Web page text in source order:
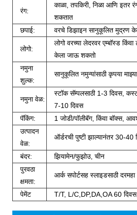
रंग:
काळा, तपकिरी, निळा आणि इतर
शकतात
छपाई:
वरचे डिझाइन सानुकूलित मुद्रण
लोगो:
लोगो वरच्या लेदरवर एम्बॉस्ड
केला जाऊ शकतो
नमुना
शुल्क:
सानुकूलित नमुन्यांसाठी कृपया
नमुना वेळ:
स्टॉक सॅम्पलसाठी 1-3 दिवस,
7-10 दिवस
पॅकिंग:
1 जोडी/पॉलीबॅग, किंवा बॉक्स,
उत्पादन
वेळ:
ऑर्डरची पुष्टी झाल्यानंतर 30-40
बंदर:
झियामेन/फुझोउ, चीन
पुरवठा
क्षमता:
आर्क सपोर्टसह स्लाइडसाठी
पेमेंट T/T, L/C,DP,DA,OA 60